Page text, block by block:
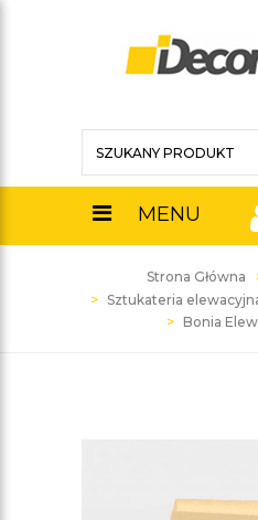
MENU
Strona Główna
Sztukateria
Bonia